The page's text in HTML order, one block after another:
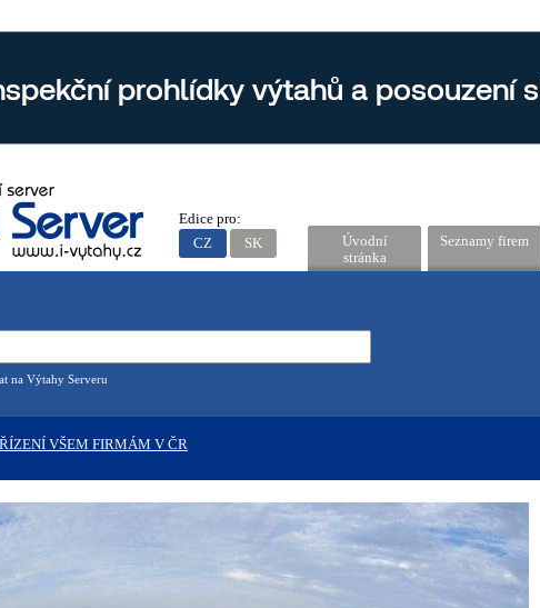
Úvodní
stránka
Seznamy firem
na Výtahy Serveru
VŠEM FIRMÁM V ČR
Edice pro:
CZ
SK